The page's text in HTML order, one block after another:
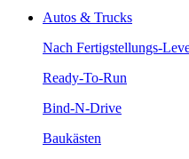
Autos & Trucks
Nach Fertigstellungs-
Ready-To-Run
Bind-N-Drive
Baukästen